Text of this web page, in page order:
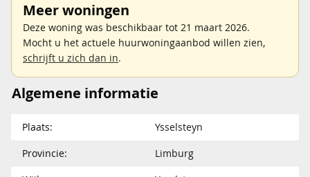
Meer woningen
Deze woning was beschikbaar tot 21 maart 2026.
Mocht u het actuele huurwoningaanbod willen zien,
schrijft u zich dan in.
Algemene informatie
Plaats:
Ysselsteyn
Provincie:
Limburg